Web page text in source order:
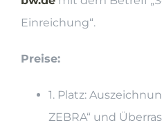
Einreichung“.
Preise:
1. Platz:
ZEBRA“ und